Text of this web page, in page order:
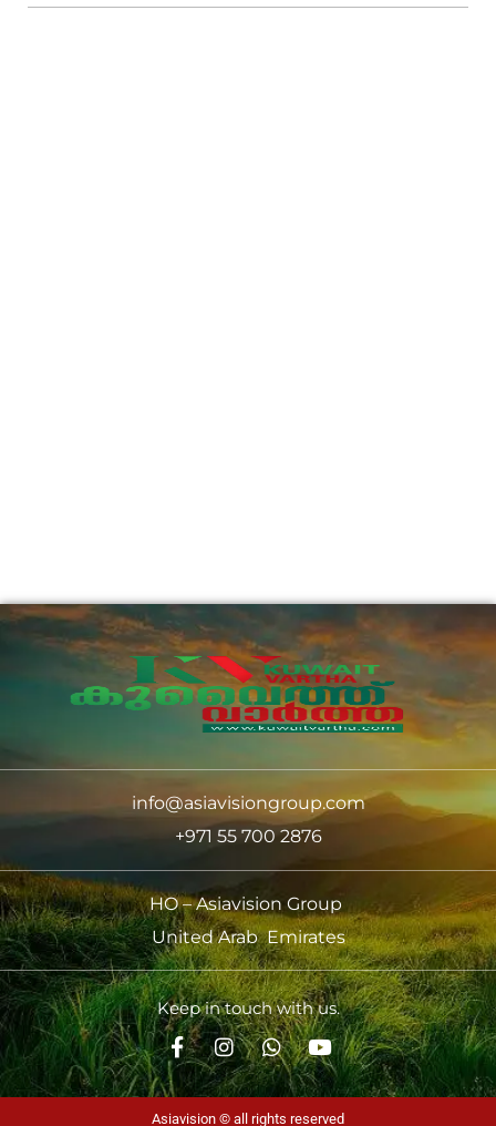
info@asiavisiongroup.com
+971 55 700 2876
HO – Asiavision Group
United Arab Emirates
Keep in touch with us.
Asiavision © all rights reserved